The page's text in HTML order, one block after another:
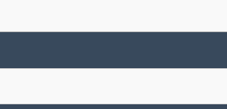
se déroule entre Tokyo et la